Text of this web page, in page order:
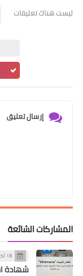
ليست هناك تعليقات
إرسال تعليق
المشاركات الشائعة
18 أكتوبر 2024
شهادة